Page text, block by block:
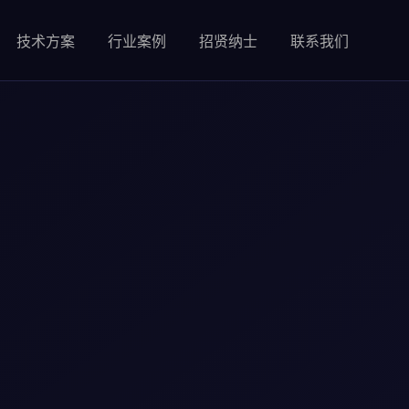
技术方案 行业案例 招贤纳士 联系我们